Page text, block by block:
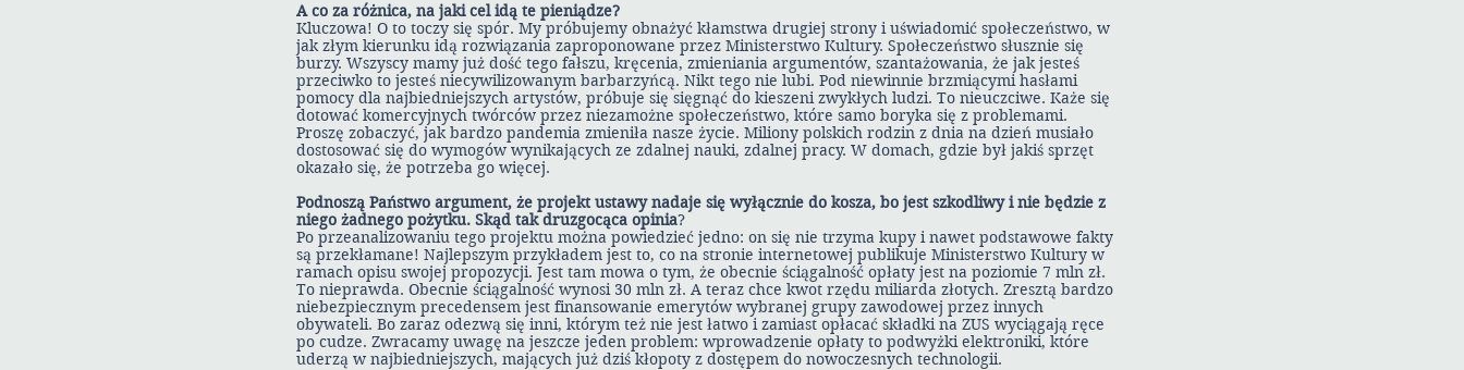
A co za różnica, na jaki cel idą te pieniądze?
Kluczowa! O to toczy się spór. My próbujemy obnażyć kłamstwa drugiej strony i uświadomić społeczeństwo, w
jak złym kierunku idą rozwiązania zaproponowane przez Ministerstwo Kultury. Społeczeństwo słusznie się
burzy. Wszyscy mamy już dość tego fałszu, kręcenia, zmieniania argumentów, szantażowania, że jak jesteś
przeciwko to jesteś niecywilizowanym barbarzyńcą. Nikt tego nie lubi. Pod niewinnie brzmiącymi hasłami
pomocy dla najbiedniejszych artystów, próbuje się sięgnąć do kieszeni zwykłych ludzi. To nieuczciwe. Każe się
dotować komercyjnych twórców przez niezamożne społeczeństwo, które samo boryka się z problemami.
Proszę zobaczyć, jak bardzo pandemia zmieniła nasze życie. Miliony polskich rodzin z dnia na dzień musiało
dostosować się do wymogów wynikających ze zdalnej nauki, zdalnej pracy. W domach, gdzie był jakiś sprzęt
okazało się, że potrzeba go więcej.
Podnoszą Państwo argument, że projekt ustawy nadaje się wyłącznie do kosza, bo jest szkodliwy i nie będzie z
niego żadnego pożytku. Skąd tak druzgocąca opinia?
Po przeanalizowaniu tego projektu można powiedzieć jedno: on się nie trzyma kupy i nawet podstawowe fakty
są przekłamane! Najlepszym przykładem jest to, co na stronie internetowej publikuje Ministerstwo Kultury w
ramach opisu swojej propozycji. Jest tam mowa o tym, że obecnie ściągalność opłaty jest na poziomie 7 mln zł.
To nieprawda. Obecnie ściągalność wynosi 30 mln zł. A teraz chce kwot rzędu miliarda złotych. Zresztą bardzo
niebezpiecznym precedensem jest finansowanie emerytów wybranej grupy zawodowej przez innych
obywateli. Bo zaraz odezwą się inni, którym też nie jest łatwo i zamiast opłacać składki na ZUS wyciągają ręce
po cudze. Zwracamy uwagę na jeszcze jeden problem: wprowadzenie opłaty to podwyżki elektroniki, które
uderzą w najbiedniejszych, mających już dziś kłopoty z dostępem do nowoczesnych technologii.